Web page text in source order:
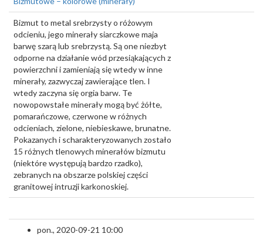
Bizmut to metal srebrzysty o różowym
odcieniu, jego minerały siarczkowe maja
barwę szarą lub srebrzystą. Są one niezbyt
odporne na działanie wód przesiąkających z
powierzchni i zamieniają się wtedy w inne
minerały, zazwyczaj zawierające tlen. I
wtedy zaczyna się orgia barw. Te
nowopowstałe minerały mogą być żółte,
pomarańczowe, czerwone w różnych
odcieniach, zielone, niebieskawe, brunatne.
Pokazanych i scharakteryzowanych zostało
15 różnych tlenowych minerałów bizmutu
(niektóre występują bardzo rzadko),
zebranych na obszarze polskiej części
granitowej intruzji karkonoskiej.
pon., 2020-09-21 10:00